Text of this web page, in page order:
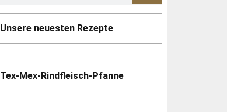
Unsere neuesten Rezepte
Tex-Mex-Rindfleisch-Pfanne